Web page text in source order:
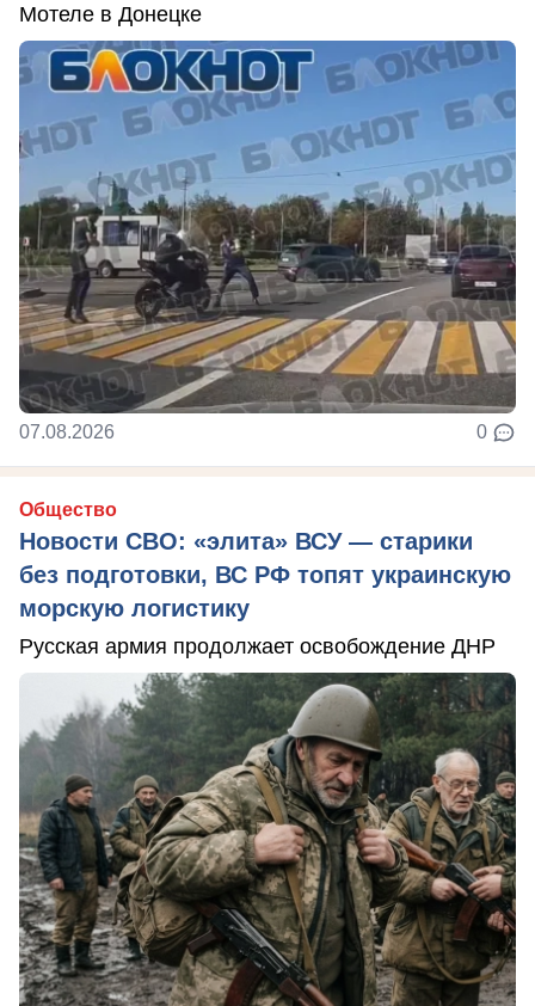
Мотеле в Донецке
07.08.2026 0
Общество
Новости СВО: «элита» ВСУ — старики
без подготовки, ВС РФ топят украинскую
морскую логистику
Русская армия продолжает освобождение ДНР